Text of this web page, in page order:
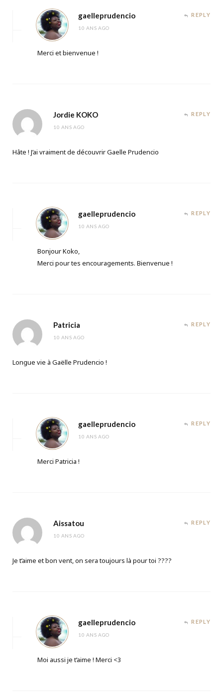
gaelleprudencio
10 ANS AGO
REPLY
Merci et bienvenue !
Jordie KOKO
10 ANS AGO
REPLY
Hâte ! J’ai vraiment de découvrir Gaelle Prudencio
gaelleprudencio
10 ANS AGO
REPLY
Bonjour Koko,
Merci pour tes encouragements. Bienvenue !
Patricia
10 ANS AGO
REPLY
Longue vie à Gaëlle Prudencio !
gaelleprudencio
10 ANS AGO
REPLY
Merci Patricia !
Aissatou
10 ANS AGO
REPLY
Je t’aime et bon vent, on sera toujours là pour toi ????
gaelleprudencio
10 ANS AGO
REPLY
Moi aussi je t’aime ! Merci <3